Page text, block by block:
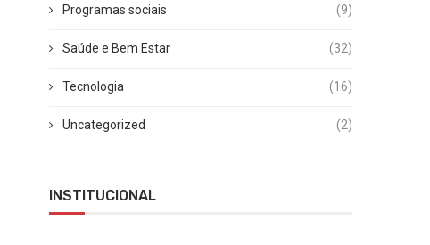
Programas sociais (9)
Saúde e Bem Estar (32)
Tecnologia (16)
Uncategorized (2)
INSTITUCIONAL